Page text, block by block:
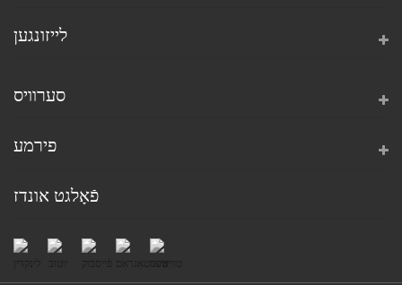
לייזונגען
סערוויס
פירמע
פֿאָלגט אונדז